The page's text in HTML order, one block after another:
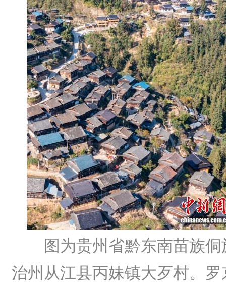
图为贵州省黔东南苗族侗
治州从江县丙妹镇大歹村。罗